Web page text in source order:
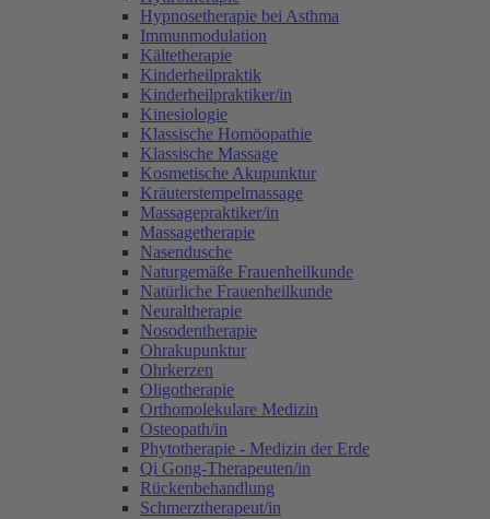
Hypnosetherapie bei Asthma
Immunmodulation
Kältetherapie
Kinderheilpraktik
Kinderheilpraktiker/in
Kinesiologie
Klassische Homöopathie
Klassische Massage
Kosmetische Akupunktur
Kräuterstempelmassage
Massagepraktiker/in
Massagetherapie
Nasendusche
Naturgemäße Frauenheilkunde
Natürliche Frauenheilkunde
Neuraltherapie
Nosodentherapie
Ohrakupunktur
Ohrkerzen
Oligotherapie
Orthomolekulare Medizin
Osteopath/in
Phytotherapie - Medizin der Erde
Qi Gong-Therapeuten/in
Rückenbehandlung
Schmerztherapeut/in